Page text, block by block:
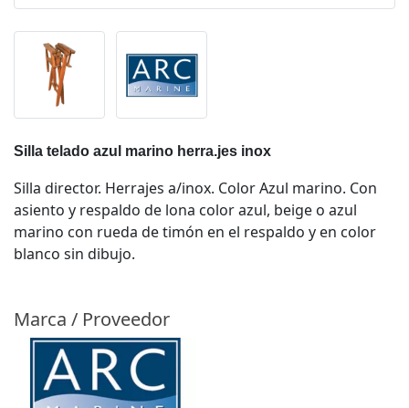
Silla telado azul marino herra.jes inox
Silla director. Herrajes a/inox. Color Azul marino. Con
asiento y respaldo de lona color azul, beige o azul
marino con rueda de timón en el respaldo y en color
blanco sin dibujo.
Marca / Proveedor